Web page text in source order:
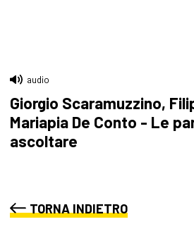
audio
Giorgio Scaramuzzino,
Mariapia De Conto - Le
ascoltare
TORNA INDIETRO